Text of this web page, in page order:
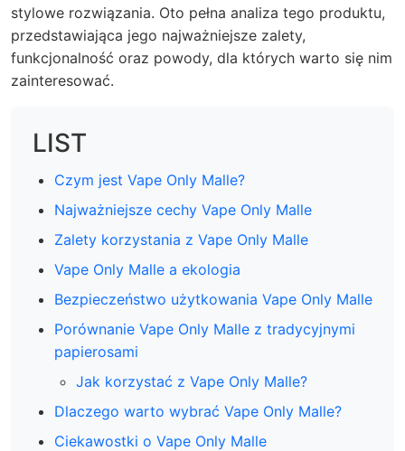
stylowe rozwiązania. Oto pełna analiza tego produktu,
przedstawiająca jego najważniejsze zalety,
funkcjonalność oraz powody, dla których warto się nim
zainteresować.
LIST
Czym jest Vape Only Malle?
Najważniejsze cechy Vape Only Malle
Zalety korzystania z Vape Only Malle
Vape Only Malle a ekologia
Bezpieczeństwo użytkowania Vape Only Malle
Porównanie Vape Only Malle z tradycyjnymi
papierosami
Jak korzystać z Vape Only Malle?
Dlaczego warto wybrać Vape Only Malle?
Ciekawostki o Vape Only Malle